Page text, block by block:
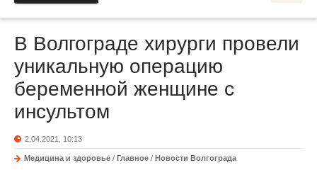
В Волгограде хирурги провели
уникальную операцию
беременной женщине с
инсультом
2.04.2021, 10:13
Медицина и здоровье / Главное / Новости Волгограда